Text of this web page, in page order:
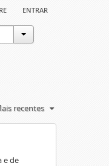
entrar
recentes
e de